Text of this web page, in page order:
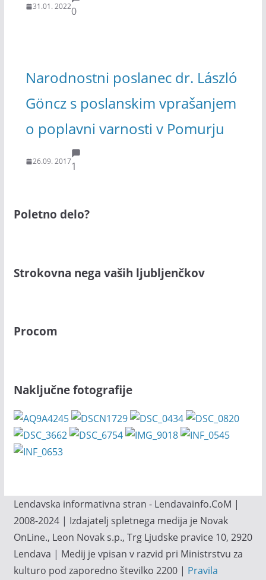
31.01. 20220
Narodnostni poslanec dr. László
Göncz s poslanskim vprašanjem
o poplavni varnosti v Pomurju
26.09. 20171
Poletno delo?
Strokovna nega vaših ljubljenčkov
Procom
Naključne fotografije
Lendavska informativna stran - Lendavainfo.CoM |
2008-2024 | Izdajatelj spletnega medija je Novak
OnLine., Leon Novak s.p., Trg Ljudske pravice 10, 2920
Lendava | Medij je vpisan v razvid pri Ministrstvu za
kulturo pod zaporedno številko 2200 | Pravila